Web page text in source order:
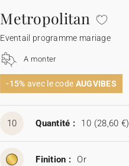
Metropolitan
Eventail programme mariage
A monter
-15% avec le code AUGVIBES
10 Quantité : 10 (28,60 €)
Finition : Or